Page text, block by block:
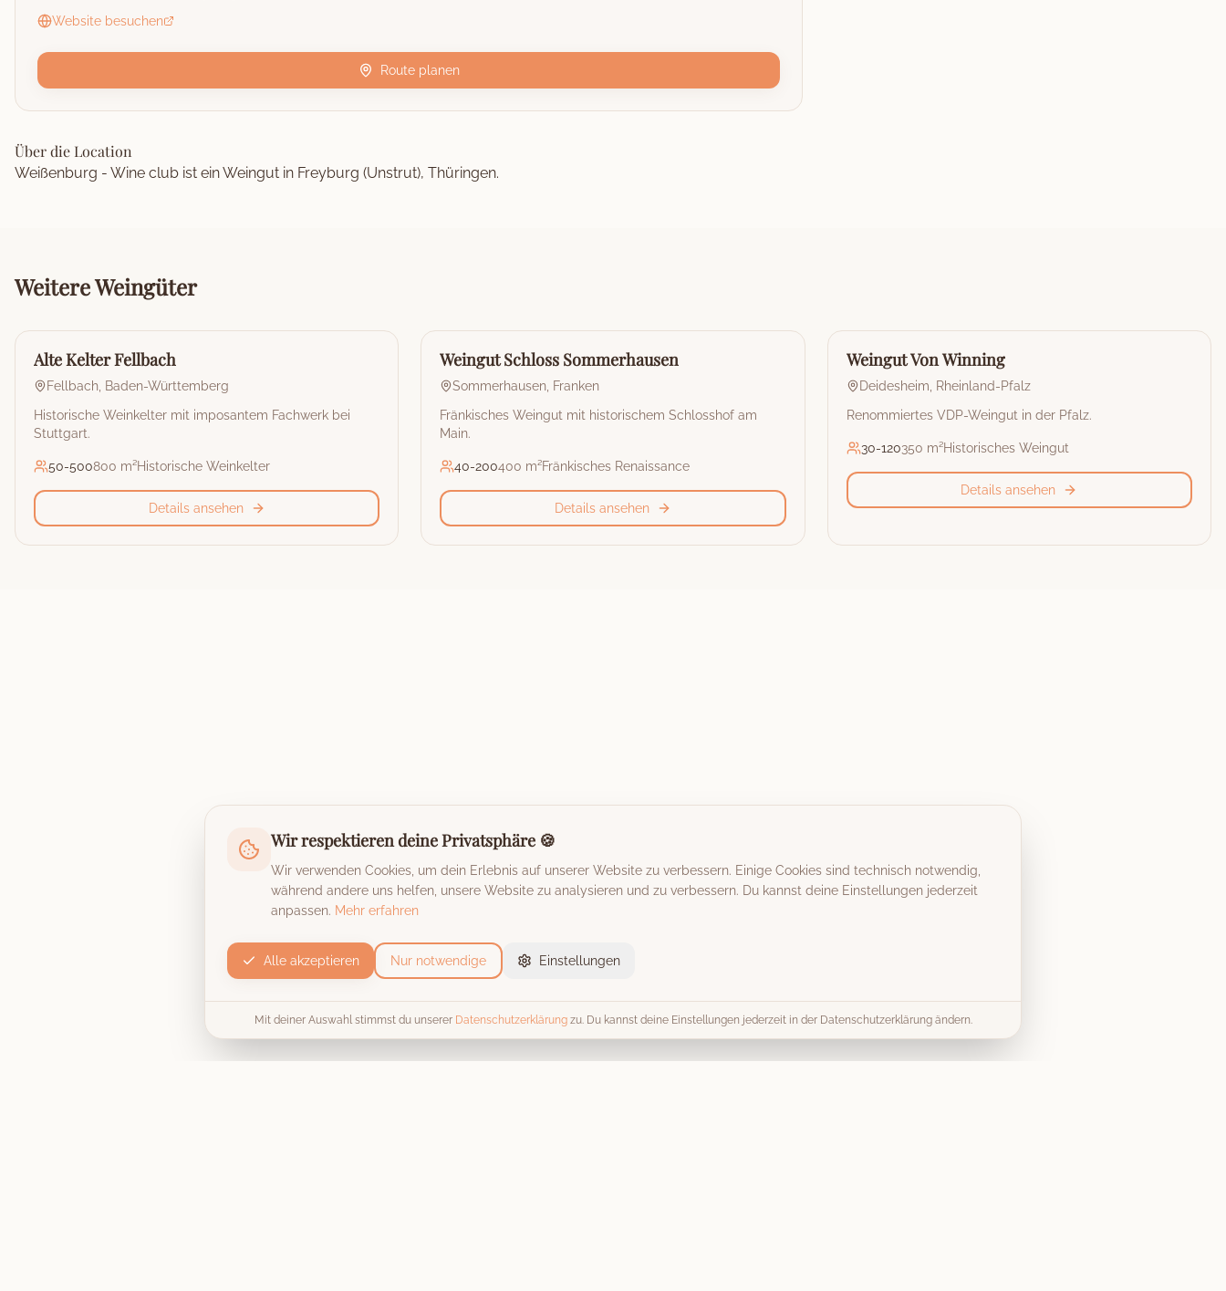
Wir respektieren deine Privatsphäre 🍪
Wir verwenden Cookies, um dein Erlebnis auf unserer Website zu verbessern. Einige Cookies sind technisch notwendig,
während andere uns helfen, unsere Website zu analysieren und zu verbessern. Du kannst deine Einstellungen jederzeit
anpassen. Mehr erfahren
Alle akzeptieren Nur notwendige Einstellungen
Mit deiner Auswahl stimmst du unserer Datenschutzerklärung zu. Du kannst deine Einstellungen jederzeit in der Datenschutzerklärung ändern.
Website besuchen
Route planen
Über die Location
Weißenburg - Wine club ist ein Weingut in Freyburg (Unstrut), Thüringen.
WeitereWeingüter
🏰
Weingut
Alte Kelter Fellbach
Fellbach Baden-Württemberg
Historische Weinkelter mit imposantem Fachwerk bei
Stuttgart.
50-500800 m²Historische Weinkelter
Details ansehen
🏰
Weingut
Weingut Schloss Sommerhausen
Sommerhausen Franken
Fränkisches Weingut mit historischem Schlosshof am
Main.
40-200400 m²Fränkisches Renaissance
Details ansehen
🏰
Weingut
Weingut Von Winning
Deidesheim
Rheinland-Pfalz
Renommiertes VDP-Weingut in der Pfalz.
30-120350 m²Historisches Weingut
Details ansehen